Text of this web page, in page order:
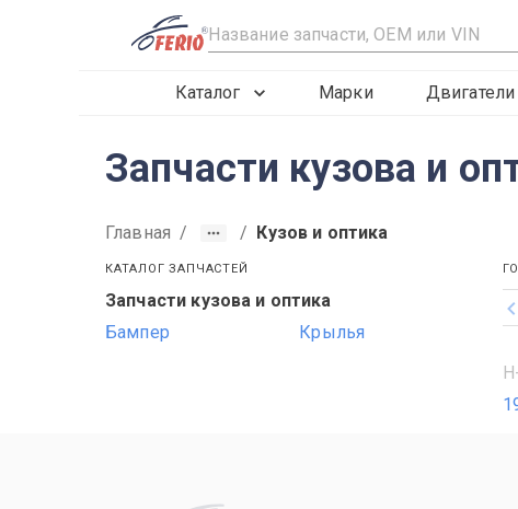
R
Каталог Марки Двигатели
Запчасти кузова и
Главная / / Кузов и оптика
КАТАЛОГ ЗАПЧАСТЕЙ
Запчасти кузова и оптика
Бампер
Крылья
1998
1997